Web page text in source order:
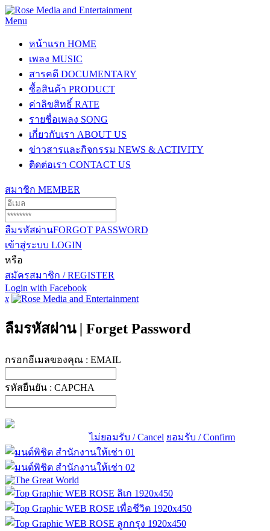
Menu
หน้าแรก HOME
เพลง MUSIC
สารคดี DOCUMENTARY
ซื้อสินค้า PRODUCT
ค่าลิขสิทธิ์ RATE
รายชื่อเพลง SONG
เกี่ยวกับเรา ABOUT US
ข่าวสารและกิจกรรม NEWS & ACTIVITY
ติดต่อเรา CONTACT US
สมาชิก MEMBER
ลืมรหัสผ่านFORGOT PASSWORD
เข้าสู่ระบบ LOGIN
หรือ
สมัครสมาชิก / REGISTER
Login with Facebook
x
ลืมรหัสผ่าน | Forget Password
กรอกอีเมลของคุณ : EMAIL
รหัสยืนยัน : CAPCHA
ไม่ยอมรับ / Cancel ยอมรับ / Confirm